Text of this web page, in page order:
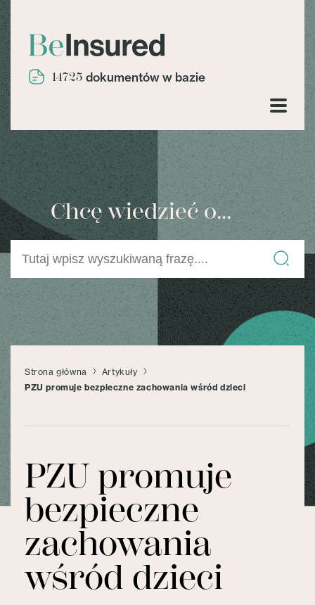
14725 dokumentów w bazie
Chcę wiedzieć o...
Strona główna
Artykuły
PZU promuje bezpieczne zachowania wśród dzieci
PZU promuje
bezpieczne
zachowania
wśród dzieci